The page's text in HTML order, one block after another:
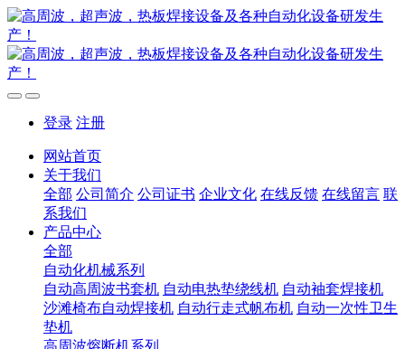
登录 注册
网站首页
关于我们
全部 公司简介 公司证书 企业文化 在线反馈 在线留言 联
系我们
产品中心
全部
自动化机械系列
自动高周波书套机 自动电热垫绕线机 自动袖套焊接机
沙滩椅布自动焊接机 自动行走式帆布机 自动一次性卫生
垫机
高周波熔断机系列